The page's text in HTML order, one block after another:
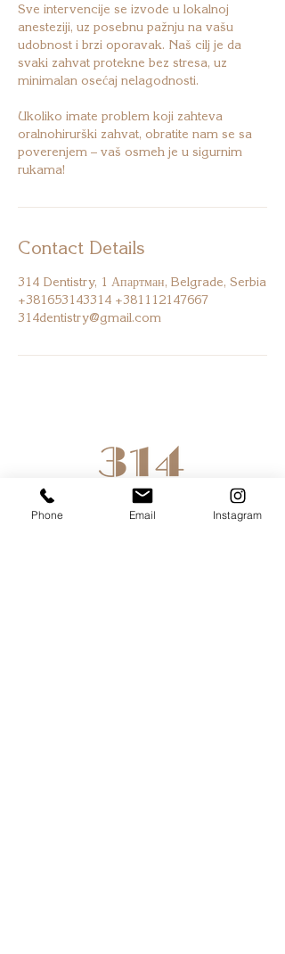
Sve intervencije se izvode u lokalnoj
anesteziji, uz posebnu pažnju na vašu
udobnost i brzi oporavak. Naš cilj je da
svaki zahvat protekne bez stresa, uz
minimalan osećaj nelagodnosti.
Ukoliko imate problem koji zahteva
oralnohirurški zahvat, obratite nam se sa
poverenjem – vaš osmeh je u sigurnim
rukama!
Contact Details
314 Dentistry, 1 Апартман, Belgrade, Serbia
+381653143314 +381112147667
314dentistry@gmail.com
Phone Email Instagram